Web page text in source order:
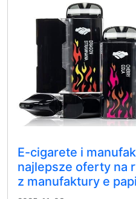
E-cigarete i
najlepsze oferty na
z manufaktury e